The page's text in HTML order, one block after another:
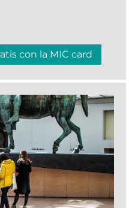
con la MIC card